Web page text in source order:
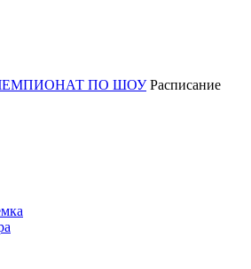
ПО ШОУ Расписание